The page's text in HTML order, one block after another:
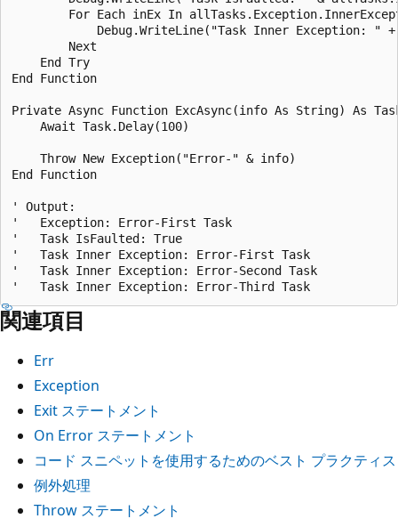
For Each inEx In
Debug.WriteLine("Task Inner Exception: "
        Next
    End Try
End Function
Private Async Function ExcAsync(info As String) As
    Await Task.Delay(100)
    Throw New Exception("Error-" & info)
End Function
' Output:
'   Exception: Error-First Task
'   Task IsFaulted: True
'   Task Inner Exception: Error-First Task
'   Task Inner Exception: Error-Second Task
関連項目
Err
Exception
Exit ステートメント
On Error ステートメント
コード スニペットを使用するためのベスト プラクティス
例外処理
Throw ステートメント